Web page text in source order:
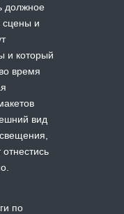
должное
сцены и
и который
время
вид
по